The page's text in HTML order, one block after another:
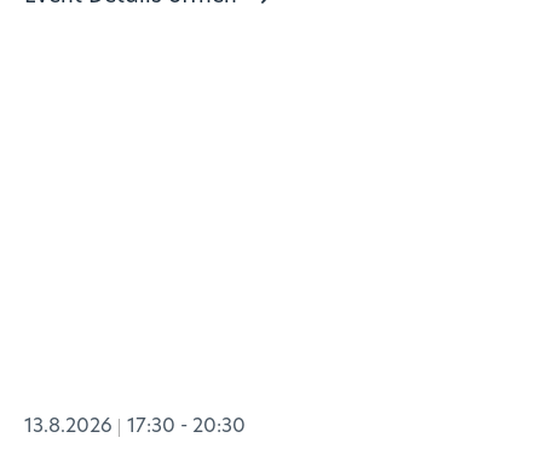
13.8.2026 17:30 - 20:30